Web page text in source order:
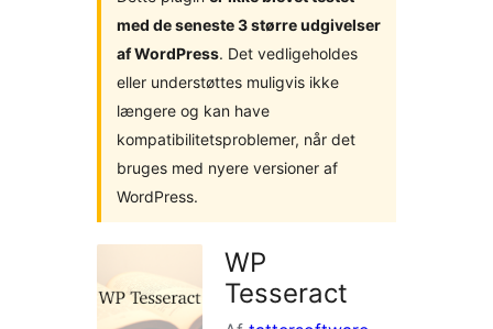
med de seneste 3 større udgivelser
af WordPress. Det vedligeholdes
eller understøttes muligvis ikke
længere og kan have
kompatibilitetsproblemer, når det
bruges med nyere versioner af
WordPress.
WP
Tesseract